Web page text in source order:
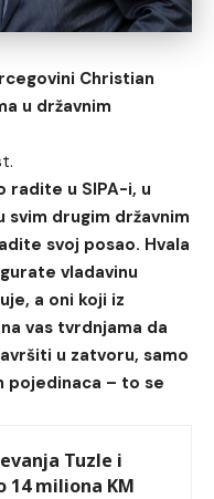
Christian
u državnim
radite u SIPA-i, u
svim drugim državnim
svoj posao. Hvala
vladavinu
a oni koji iz
vas tvrdnjama da
u zatvoru, samo
pojedinaca – to se
Tuzle i
14 miliona KM